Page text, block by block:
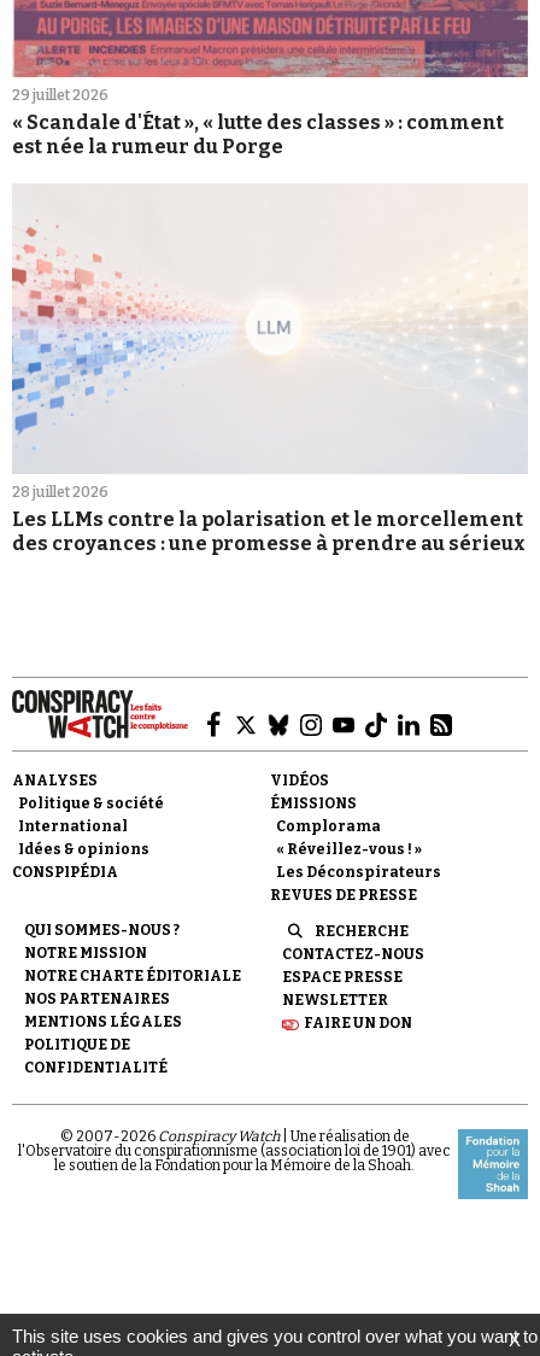
29 juillet 2026
« Scandale d'État », « lutte des classes » : comment
est née la rumeur du Porge
28 juillet 2026
Les LLMs contre la polarisation et le morcellement
des croyances : une promesse à prendre au sérieux
ANALYSES
Politique & société
International
Idées & opinions
CONSPIPÉDIA
VIDÉOS
ÉMISSIONS
Complorama
« Réveillez-vous ! »
Les Déconspirateurs
REVUES DE PRESSE
QUI SOMMES-NOUS ?
NOTRE MISSION
NOTRE CHARTE ÉDITORIALE
NOS PARTENAIRES
MENTIONS LÉGALES
POLITIQUE DE
CONFIDENTIALITÉ
RECHERCHE
CONTACTEZ-NOUS
ESPACE PRESSE
NEWSLETTER
FAIRE UN DON
© 2007-2026 Conspiracy Watch| Une réalisation de
l'Observatoire du conspirationnisme (association loi de 1901) avec
le soutien de la Fondation pour la Mémoire de la Shoah.
X
This site uses cookies and gives you control over what you want to